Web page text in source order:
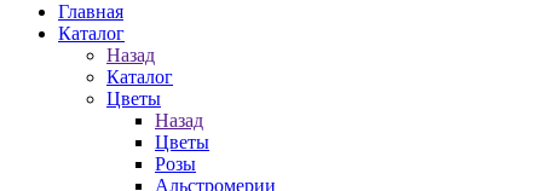
Главная
Каталог
Назад
Каталог
Цветы
Назад
Цветы
Розы
Альстромерии